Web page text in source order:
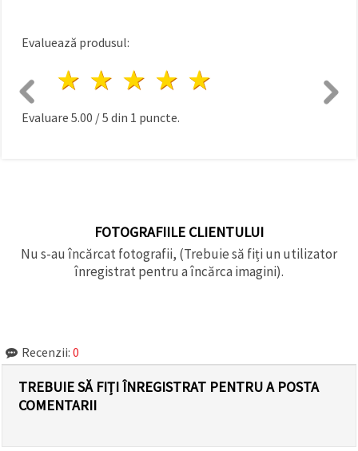
Evaluează produsul:
4 stele
3 stele
2 stele
1 stea
Evaluare 5.00 /5 din 1 puncte.
FOTOGRAFIILE CLIENTULUI
Nu s-au încărcat fotografii, (Trebuie să fiți un utilizator
înregistrat pentru a încărca imagini).
Recenzii: 0
TREBUIE SĂ FIȚI ÎNREGISTRAT PENTRU A POSTA
COMENTARII